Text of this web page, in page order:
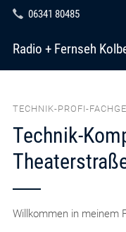
06341 80485
Radio + Fernseh
TECHNIK-PROFI-
Technik-
Willkommen in meinem